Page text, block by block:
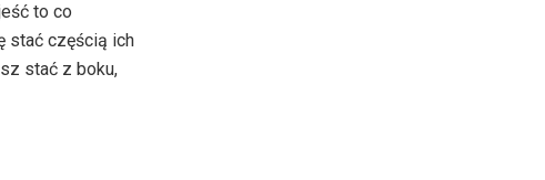
zmniejszyć
to co
stać częścią ich
stać z boku,